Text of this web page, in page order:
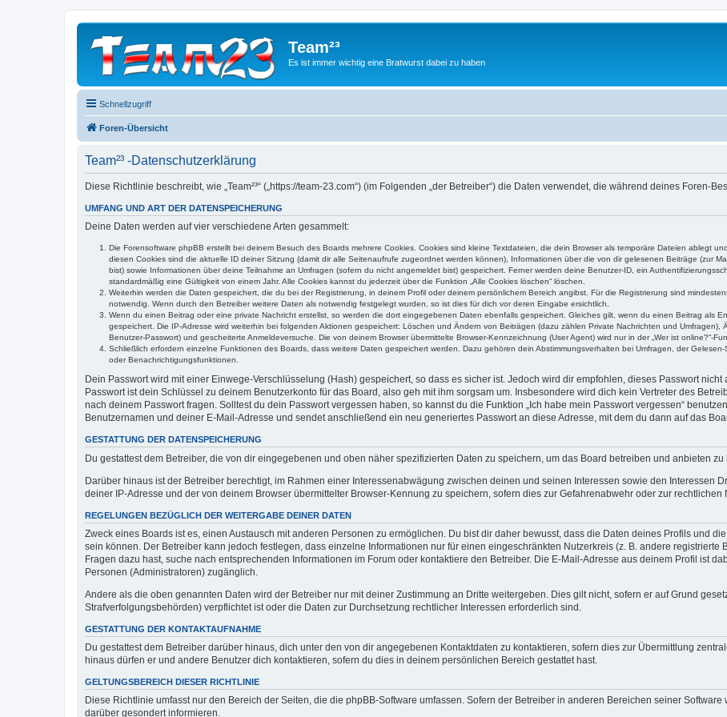
Team²³
Es ist immer wichtig eine Bratwurst dabei zu haben
Schnellzugriff
Foren-Übersicht
Team²³ -Datenschutzerklärung
Diese Richtlinie beschreibt, wie „Team²³“ („https://team-23.com“) (im Folgenden „der Betreiber“) die Daten verwendet, die während deines Foren-
UMFANG UND ART DER DATENSPEICHERUNG
Deine Daten werden auf vier verschiedene Arten gesammelt:
Die Forensoftware phpBB erstellt bei deinem Besuch des Boards mehrere Cookies. Cookies sind kleine Textdateien, die dein Browser als temporäre Dateien ablegt
diesen Cookies sind die aktuelle ID deiner Sitzung (damit dir alle Seitenaufrufe zugeordnet werden können), Informationen über die von dir gelesenen Beiträge (zur
bist) sowie Informationen über deine Teilnahme an Umfragen (sofern du nicht angemeldet bist) gespeichert. Ferner werden deine Benutzer-ID, ein
standardmäßig eine Gültigkeit von einem Jahr. Alle Cookies kannst du jederzeit über die Funktion „Alle Cookies löschen“ löschen.
Weiterhin werden die Daten gespeichert, die du bei der Registrierung, in deinem Profil oder deinem persönlichem Bereich angibst. Für die Registrierung sind
notwendig. Wenn durch den Betreiber weitere Daten als notwendig festgelegt wurden, so ist dies für dich vor deren Eingabe ersichtlich.
Wenn du einen Beitrag oder eine private Nachricht erstellst, so werden die dort eingegebenen Daten ebenfalls gespeichert. Gleiches gilt, wenn du einen Beitrag als
gespeichert. Die IP-Adresse wird weiterhin bei folgenden Aktionen gespeichert: Löschen und Ändern von Beiträgen (dazu zählen Private Nachrichten und
Benutzer-Passwort) und gescheiterte Anmeldeversuche. Die von deinem Browser übermittelte Browser-Kennzeichnung (User Agent) wird nur in der „Wer ist online?“-
Schließlich erfordern einzelne Funktionen des Boards, dass weitere Daten gespeichert werden. Dazu gehören dein Abstimmungsverhalten bei Umfragen, der
oder Benachrichtigungsfunktionen.
Dein Passwort wird mit einer Einwege-Verschlüsselung (Hash) gespeichert, so dass es sicher ist. Jedoch wird dir empfohlen, dieses Passwort
Passwort ist dein Schlüssel zu deinem Benutzerkonto für das Board, also geh mit ihm sorgsam um. Insbesondere wird dich kein Vertreter des
nach deinem Passwort fragen. Solltest du dein Passwort vergessen haben, so kannst du die Funktion „Ich habe mein Passwort vergessen“
Benutzernamen und deiner E-Mail-Adresse und sendet anschließend ein neu generiertes Passwort an diese Adresse, mit dem du dann auf das
GESTATTUNG DER DATENSPEICHERUNG
Du gestattest dem Betreiber, die von dir eingegebenen und oben näher spezifizierten Daten zu speichern, um das Board betreiben und anbieten zu
Darüber hinaus ist der Betreiber berechtigt, im Rahmen einer Interessenabwägung zwischen deinen und seinen Interessen sowie den Interessen
deiner IP-Adresse und der von deinem Browser übermittelter Browser-Kennung zu speichern, sofern dies zur Gefahrenabwehr oder zur rechtlichen
REGELUNGEN BEZÜGLICH DER WEITERGABE DEINER DATEN
Zweck eines Boards ist es, einen Austausch mit anderen Personen zu ermöglichen. Du bist dir daher bewusst, dass die Daten deines Profils und
sein können. Der Betreiber kann jedoch festlegen, dass einzelne Informationen nur für einen eingeschränkten Nutzerkreis (z. B. andere registrierte
Fragen dazu hast, suche nach entsprechenden Informationen im Forum oder kontaktiere den Betreiber. Die E-Mail-Adresse aus deinem Profil ist
Personen (Administratoren) zugänglich.
Andere als die oben genannten Daten wird der Betreiber nur mit deiner Zustimmung an Dritte weitergeben. Dies gilt nicht, sofern er auf Grund
Strafverfolgungsbehörden) verpflichtet ist oder die Daten zur Durchsetzung rechtlicher Interessen erforderlich sind.
GESTATTUNG DER KONTAKTAUFNAHME
Du gestattest dem Betreiber darüber hinaus, dich unter den von dir angegebenen Kontaktdaten zu kontaktieren, sofern dies zur Übermittlung
hinaus dürfen er und andere Benutzer dich kontaktieren, sofern du dies in deinem persönlichen Bereich gestattet hast.
GELTUNGSBEREICH DIESER RICHTLINIE
Diese Richtlinie umfasst nur den Bereich der Seiten, die die phpBB-Software umfassen. Sofern der Betreiber in anderen Bereichen seiner
darüber gesondert informieren.